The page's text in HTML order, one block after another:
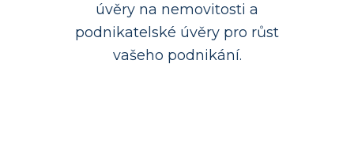
úvěry na nemovitosti a
podnikatelské úvěry pro růst
vašeho podnikání.